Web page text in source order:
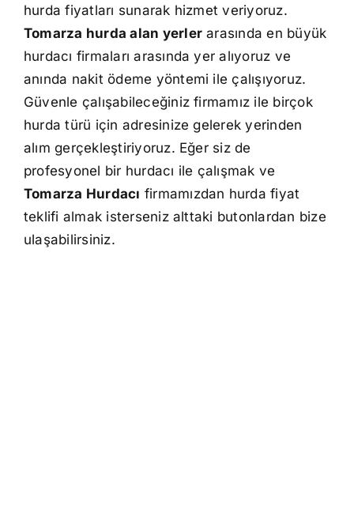
hurda fiyatları sunarak hizmet veriyoruz.
Tomarza hurda alan yerlerarasında en büyük
hurdacı firmaları arasında yer alıyoruz ve
anında nakit ödeme yöntemi ile çalışıyoruz.
Güvenle çalışabileceğiniz firmamız ile birçok
hurda türü için adresinize gelerek yerinden
alım gerçekleştiriyoruz. Eğer siz de
profesyonel bir hurdacı ile çalışmak ve
Tomarza Hurdacı firmamızdan hurda fiyat
teklifi almak isterseniz alttaki butonlardan bize
ulaşabilirsiniz.